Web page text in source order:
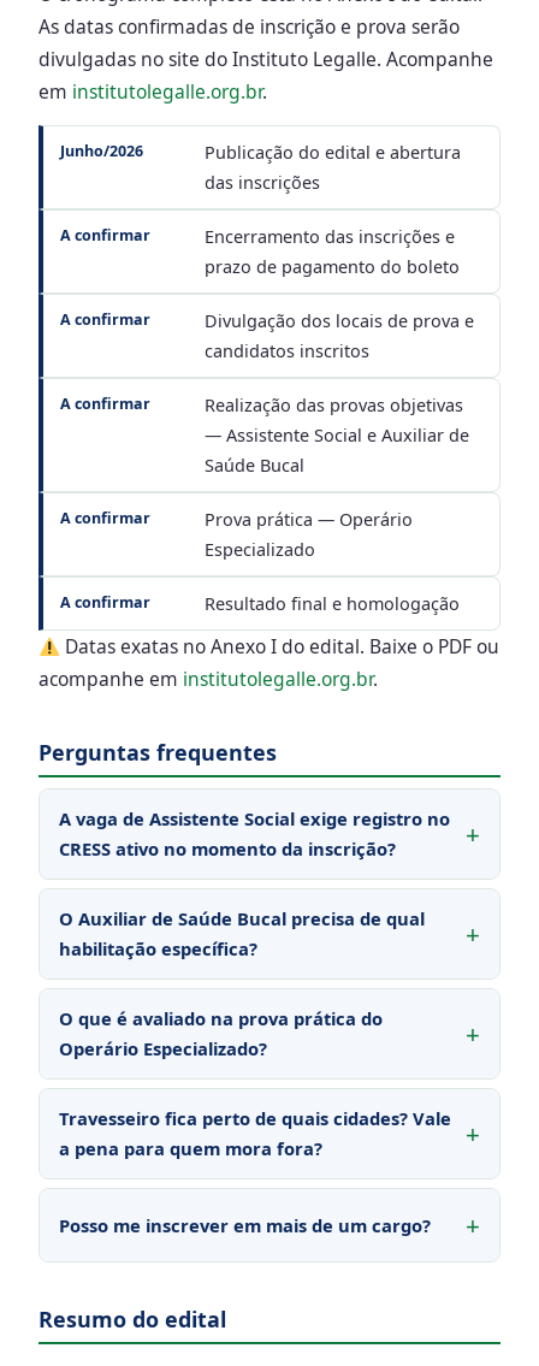
As datas confirmadas de inscrição e prova serão
divulgadas no site do Instituto Legalle. Acompanhe
em institutolegalle.org.br.
Junho/2026
Publicação do edital e abertura
das inscrições
A confirmar
Encerramento das inscrições e
prazo de pagamento do boleto
A confirmar
Divulgação dos locais de prova e
candidatos inscritos
A confirmar
Realização das provas objetivas
— Assistente Social e Auxiliar de
Saúde Bucal
A confirmar
Prova prática — Operário
Especializado
A confirmar Resultado final e homologação
Datas exatas no Anexo I do edital. Baixe o PDF ou
acompanhe em institutolegalle.org.br.
Perguntas frequentes
A vaga de Assistente Social exige registro no
CRESS ativo no momento da inscrição?
O Auxiliar de Saúde Bucal precisa de qual
habilitação específica?
O que é avaliado na prova prática do
Operário Especializado?
Travesseiro fica perto de quais cidades? Vale
a pena para quem mora fora?
Posso me inscrever em mais de um cargo?
Resumo do edital